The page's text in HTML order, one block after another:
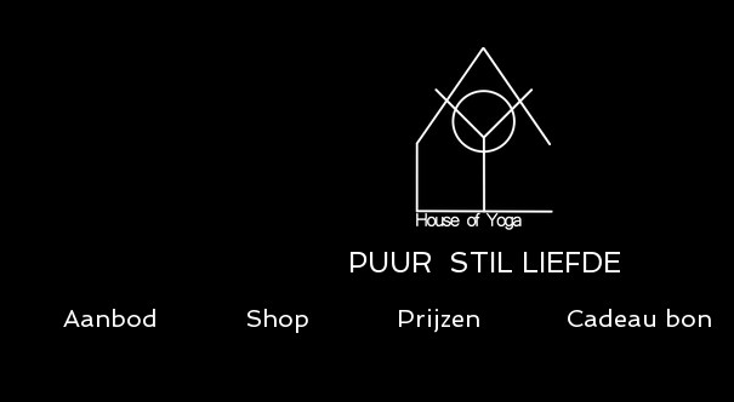
PUUR STIL LIEFDE
Aanbod Shop Prijzen Cadeau bon